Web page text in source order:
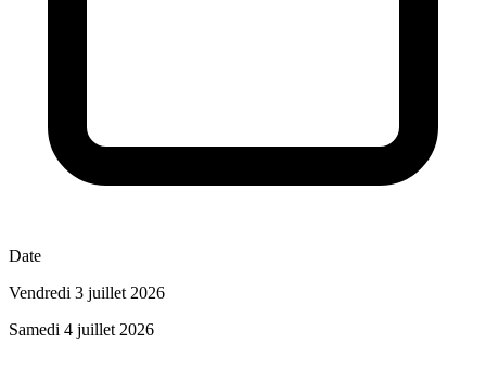
Date
Vendredi 3 juillet 2026
Samedi 4 juillet 2026